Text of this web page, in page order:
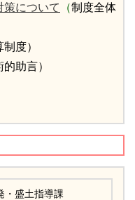
策について （制度全体
度）
助言）
・盛土指導課